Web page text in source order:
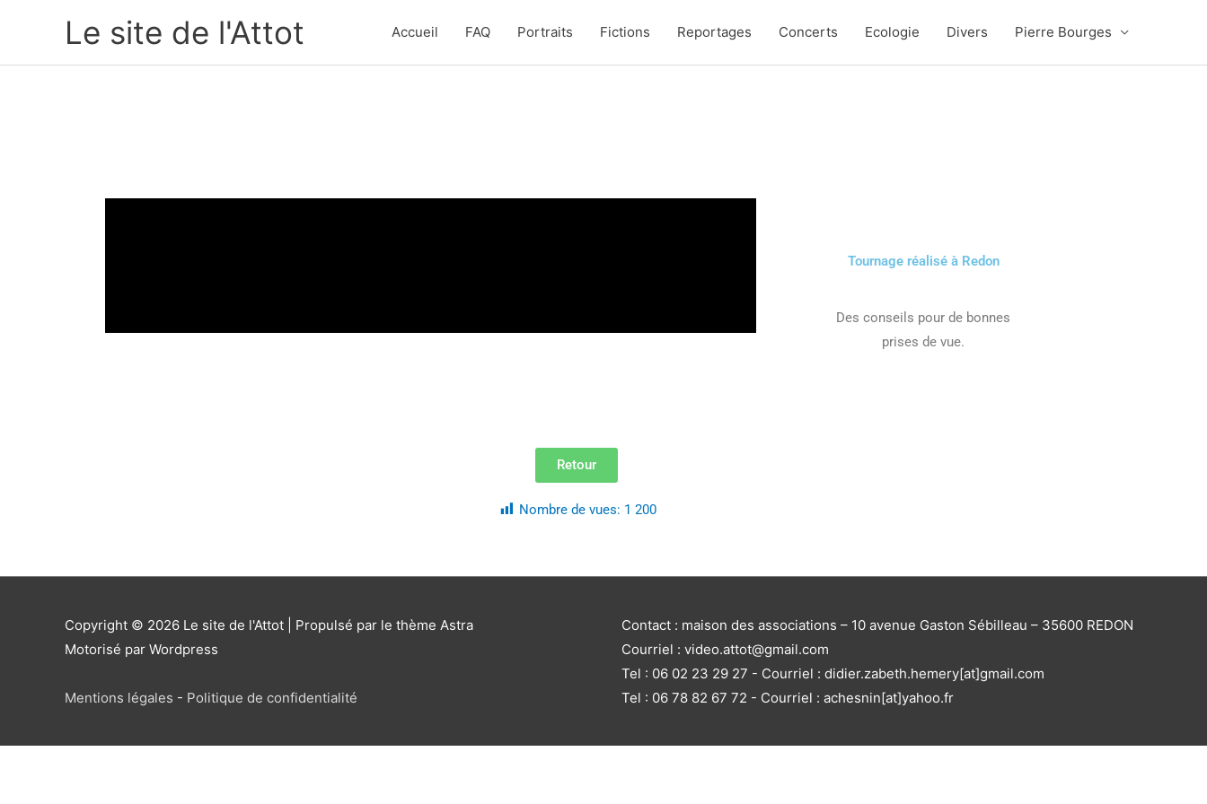
Le site de l'Attot Accueil FAQ Portraits Fictions Reportages Concerts Ecologie Divers Pierre Bourges
Tournage réalisé à Redon
Des conseils pour de bonnes
prises de vue.
Retour
Nombre de vues: 1 200
Copyright © 2026 Le site de l'Attot | Propulsé par le thème Astra
Motorisé par Wordpress
Mentions légales - Politique de confidentialité
Contact : maison des associations – 10 avenue Gaston Sébilleau – 35600 REDON
Courriel : video.attot@gmail.com
Tel : 06 02 23 29 27 - Courriel : didier.zabeth.hemery[at]gmail.com
Tel : 06 78 82 67 72 - Courriel : achesnin[at]yahoo.fr